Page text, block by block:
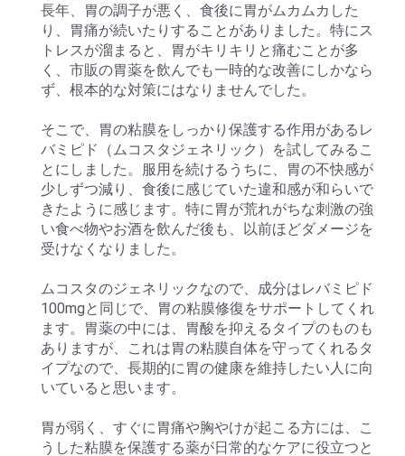
長年、胃の調子が悪く、食後に胃がムカムカした
り、胃痛が続いたりすることがありました。特にス
トレスが溜まると、胃がキリキリと痛むことが多
く、市販の胃薬を飲んでも一時的な改善にしかなら
ず、根本的な対策にはなりませんでした。
そこで、胃の粘膜をしっかり保護する作用があるレ
バミピド（ムコスタジェネリック）を試してみるこ
とにしました。服用を続けるうちに、胃の不快感が
少しずつ減り、食後に感じていた違和感が和らいで
きたように感じます。特に胃が荒れがちな刺激の強
い食べ物やお酒を飲んだ後も、以前ほどダメージを
受けなくなりました。
ムコスタのジェネリックなので、成分はレバミピド
100mgと同じで、胃の粘膜修復をサポートしてくれ
ます。胃薬の中には、胃酸を抑えるタイプのものも
ありますが、これは胃の粘膜自体を守ってくれるタ
イプなので、長期的に胃の健康を維持したい人に向
いていると思います。
胃が弱く、すぐに胃痛や胸やけが起こる方には、こ
うした粘膜を保護する薬が日常的なケアに役立つと